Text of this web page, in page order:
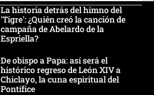
La historia detrás del himno del
'Tigre': ¿Quién creó la canción de
campaña de Abelardo de la
Espriella?
De obispo a Papa: así será el
histórico regreso de León XIV a
Chiclayo, la cuna espiritual del
Pontífice